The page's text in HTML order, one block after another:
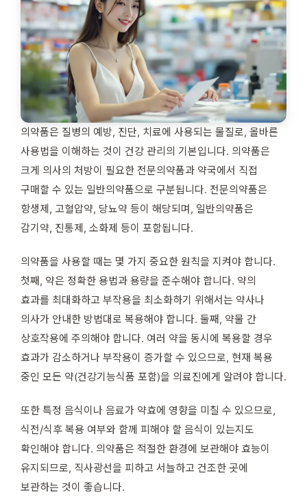
의약품은 질병의 예방, 진단, 치료에 사용되는 물질로, 올바른
사용법을 이해하는 것이 건강 관리의 기본입니다. 의약품은
크게 의사의 처방이 필요한 전문의약품과 약국에서 직접
구매할 수 있는 일반의약품으로 구분됩니다. 전문의약품은
항생제, 고혈압약, 당뇨약 등이 해당되며, 일반의약품은
감기약, 진통제, 소화제 등이 포함됩니다.
의약품을 사용할 때는 몇 가지 중요한 원칙을 지켜야 합니다.
첫째, 약은 정확한 용법과 용량을 준수해야 합니다. 약의
효과를 최대화하고 부작용을 최소화하기 위해서는 약사나
의사가 안내한 방법대로 복용해야 합니다. 둘째, 약물 간
상호작용에 주의해야 합니다. 여러 약을 동시에 복용할 경우
효과가 감소하거나 부작용이 증가할 수 있으므로, 현재 복용
중인 모든 약(건강기능식품 포함)을 의료진에게 알려야 합니다.
또한 특정 음식이나 음료가 약효에 영향을 미칠 수 있으므로,
식전/식후 복용 여부와 함께 피해야 할 음식이 있는지도
확인해야 합니다. 의약품은 적절한 환경에 보관해야 효능이
유지되므로, 직사광선을 피하고 서늘하고 건조한 곳에
보관하는 것이 좋습니다.